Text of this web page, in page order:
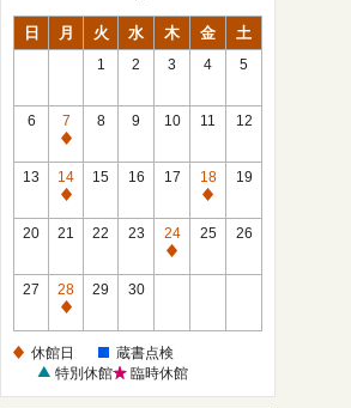
日 月 火 水 木 金 土
1 2 3 4 5
6
7
休
館
日
8 9 10 11 12
13
14
休
館
15 16 17
18
休
館
19
20 21 22 23
24
休
25 26
27
28
休
日
29 30
休館日
蔵書点検
特別休館
臨時休館